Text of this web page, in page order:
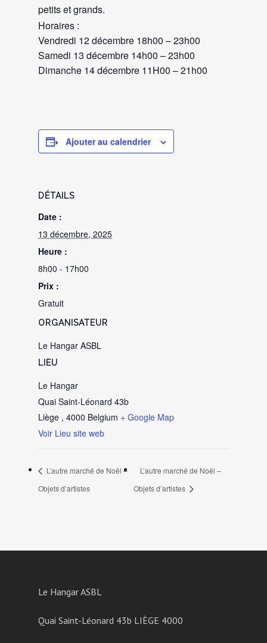
petits et grands.
Horaires :
Vendredi 12 décembre 18h00 – 23h00
Samedi 13 décembre 14h00 – 23h00
Dimanche 14 décembre 11H00 – 21h00
Ajouter au calendrier
DÉTAILS
Date :
13 décembre, 2025
Heure :
8h00 - 17h00
Prix :
Gratuit
LIEU
Le Hangar
Quai Saint-Léonard 43b
Liège , 4000 Belgium + Google Map
Voir Lieu site web
ORGANISATEUR
Le Hangar ASBL
L’autre marché de Noël –
Objets d’artistes
L’autre marché de Noël –
Objets d’artistes
Le Hangar ASBL
Quai Saint-Léonard 43b LIÈGE 4000